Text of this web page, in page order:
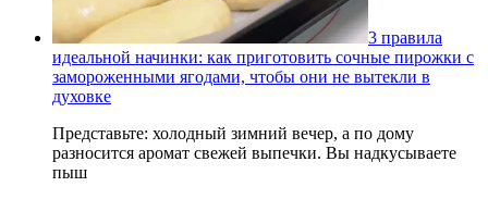
3 правила
идеальной начинки: как приготовить сочные пирожки с
замороженными ягодами, чтобы они не вытекли в
духовке
Представьте: холодный зимний вечер, а по дому
разносится аромат свежей выпечки. Вы надкусываете
пыш